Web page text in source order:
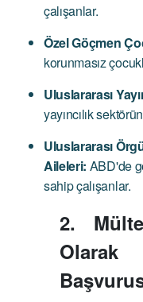
çalışanlar.
Özel Göçmen
korunmasız
Uluslararası
yayıncılık
Uluslararası
Aileleri: ABD'de
sahip çalışanlar.
2.